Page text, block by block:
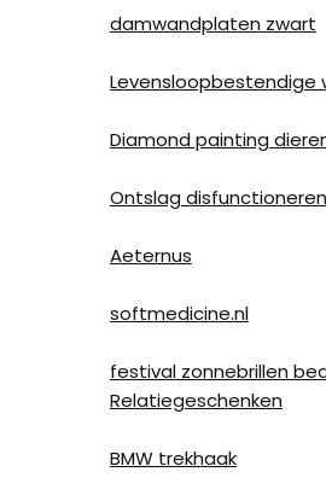
damwandplaten zwart
Levensloopbestendige
Diamond painting
Ontslag disfunctioneren
Aeternus
softmedicine.nl
festival zonnebrillen
Relatiegeschenken
BMW trekhaak